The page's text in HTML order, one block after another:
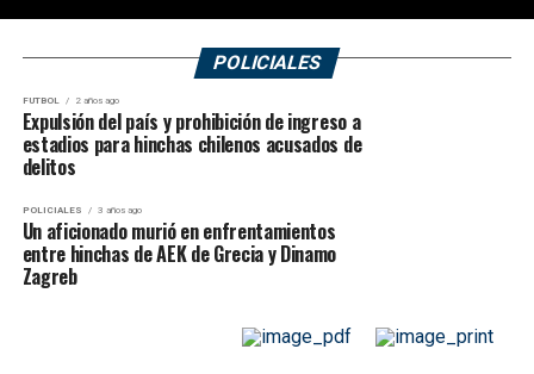
POLICIALES
FUTBOL 2 años ago
Expulsión del país y prohibición de ingreso a
estadios para hinchas chilenos acusados de
delitos
POLICIALES 3 años ago
Un aficionado murió en enfrentamientos
entre hinchas de AEK de Grecia y Dinamo
Zagreb